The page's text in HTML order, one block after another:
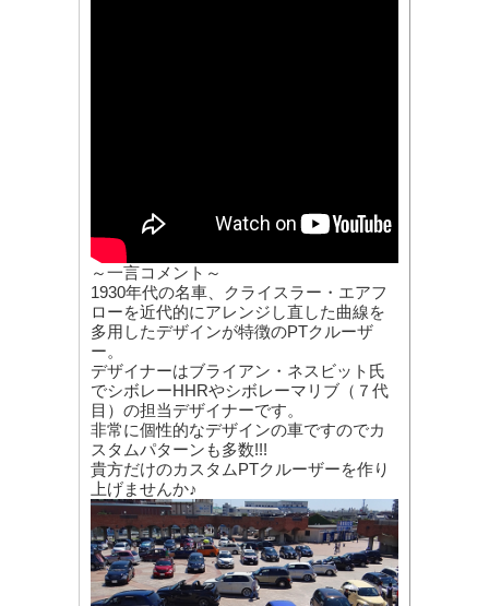
～一言コメント～
1930年代の名車、クライスラー・エアフ
ローを近代的にアレンジし直した曲線を
多用したデザインが特徴のPTクルーザ
ー。
デザイナーはブライアン・ネスビット氏
でシボレーHHRやシボレーマリブ（７代
目）の担当デザイナーです。
非常に個性的なデザインの車ですのでカ
スタムパターンも多数!!!
貴方だけのカスタムPTクルーザーを作り
上げませんか♪